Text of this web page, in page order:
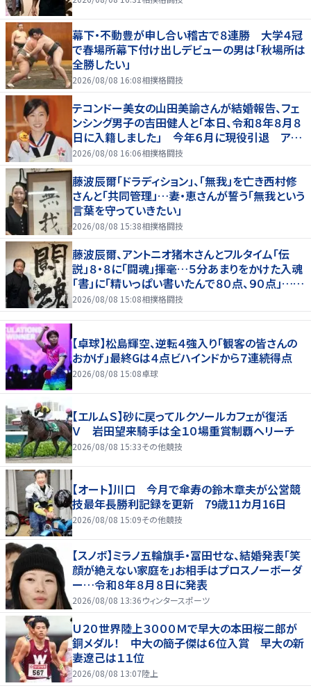
幕下・不動豊が申し合い稽古で８連勝 大学４冠
で春場所幕下付け出しデビューの男は「秋場所は
全勝したい」
2026/08/08 16:08相撲格闘技
テコンドー美女の山田美諭さんが結婚報告、フェ
ンシング男子の吉田健人と「本日、令和８年８月８
日に入籍しました」 今年６月に現役引退 アス
リート仲間からも祝福の声
2026/08/08 16:06相撲格闘技
藤波辰爾「ドラディション」、「無我」を亡き西村修
さんと「共同管理」…妻・恵さんが誓う「無我という
言葉を守っていきたい」
2026/08/08 15:38相撲格闘技
藤波辰爾、アントニオ猪木さんとフルタイム「伝
説」８・８に「闘魂」揮毫…５分あまりをかけた入魂
「書」に「精いっぱい書いたんで８０点、９０点」…
「人間・藤波辰爾展」開催
2026/08/08 15:08相撲格闘技
【卓球】松島輝空、逆転４強入り「観客の皆さんの
おかげ」最終Gは４点ビハインドから７連続得点
2026/08/08 15:08卓球
【エルムＳ】砂に戻ってルクソールカフェが復活
Ｖ 岩田望来騎手は全１０場重賞制覇へリーチ
2026/08/08 15:33その他競技
【オート】川口 今月で傘寿の鈴木章夫が公営競
技最年長勝利記録を更新 79歳11カ月16日
2026/08/08 15:09その他競技
【スノボ】ミラノ五輪旗手・冨田せな、結婚発表「笑
顔が絶えない家庭を」お相手はプロスノーボーダ
ー…令和８年８月８日に発表
2026/08/08 13:36ウィンタースポーツ
Ｕ２０世界陸上３０００Ｍで早大の本田桜二郎が
銅メダル！ 中大の簡子傑は６位入賞 早大の新
妻遼己は１１位
2026/08/08 13:07陸上